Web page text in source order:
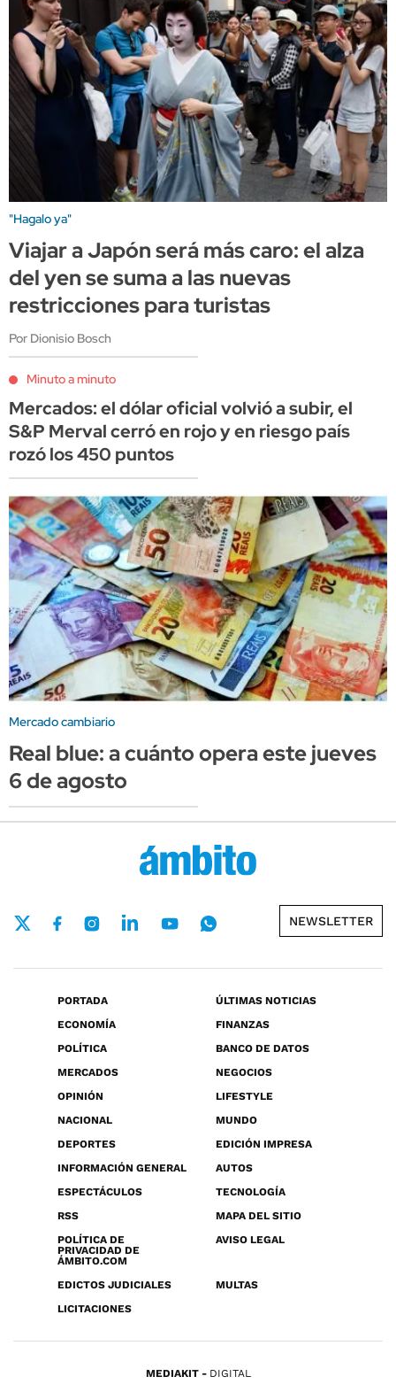
"Hagalo ya"
Viajar a Japón será más caro: el alza
del yen se suma a las nuevas
restricciones para turistas
Por Dionisio Bosch
Minuto a minuto
Mercados: el dólar oficial volvió a subir, el
S&P Merval cerró en rojo y en riesgo país
rozó los 450 puntos
Mercado cambiario
Real blue: a cuánto opera este jueves
6 de agosto
NEWSLETTER
PORTADA
ÚLTIMAS NOTICIAS
ECONOMÍA
FINANZAS
POLÍTICA
BANCO DE DATOS
MERCADOS
NEGOCIOS
OPINIÓN
LIFESTYLE
NACIONAL
MUNDO
DEPORTES
EDICIÓN IMPRESA
INFORMACIÓN GENERAL
AUTOS
ESPECTÁCULOS
TECNOLOGÍA
RSS
MAPA DEL SITIO
POLÍTICA DE
PRIVACIDAD DE
ÁMBITO.COM
AVISO LEGAL
EDICTOS JUDICIALES
MULTAS
LICITACIONES
MEDIAKIT DIGITAL